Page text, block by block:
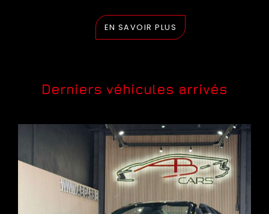
EN SAVOIR PLUS
Derniers véhicules arrivés